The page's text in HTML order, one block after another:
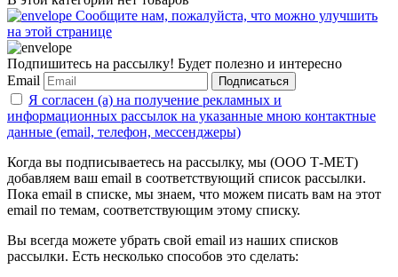
Сообщите нам, пожалуйста, что можно улучшить
на этой странице
Подпишитесь на рассылку! Будет полезно и интересно
Email
Подписаться
Я согласен (а) на получение рекламных и
информационных рассылок на указанные мною контактные
данные (email, телефон, мессенджеры)
Когда вы подписываетесь на рассылку, мы (ООО Т-МЕТ)
добавляем ваш email в соответствующий список рассылки.
Пока email в списке, мы знаем, что можем писать вам на этот
email по темам, соответствующим этому списку.
Вы всегда можете убрать свой email из наших списков
рассылки. Есть несколько способов это сделать: